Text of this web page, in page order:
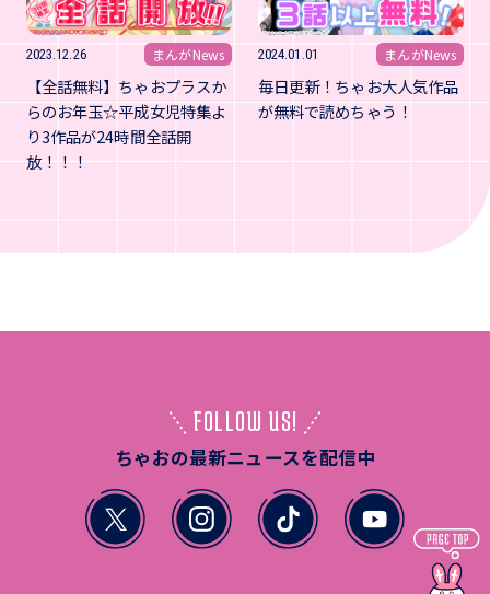
2023.12.26 まんがNews
【全話無料】ちゃおプラスか
らのお年玉☆平成女児特集よ
り3作品が24時間全話開
放！！！
2024.01.01 まんがNews
毎日更新！ちゃお大人気作品
が無料で読めちゃう！
FOLLOW US!
ちゃおの最新ニュースを配信中